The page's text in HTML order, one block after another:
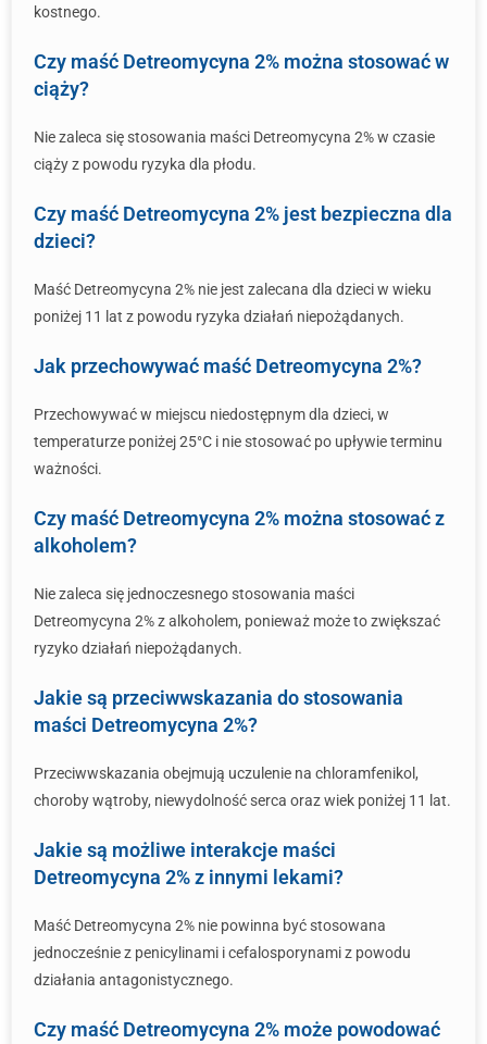
kostnego.
Czy maść Detreomycyna 2% można stosować w
ciąży?
Nie zaleca się stosowania maści Detreomycyna 2% w czasie
ciąży z powodu ryzyka dla płodu.
Czy maść Detreomycyna 2% jest bezpieczna dla
dzieci?
Maść Detreomycyna 2% nie jest zalecana dla dzieci w wieku
poniżej 11 lat z powodu ryzyka działań niepożądanych.
Jak przechowywać maść Detreomycyna 2%?
Przechowywać w miejscu niedostępnym dla dzieci, w
temperaturze poniżej 25°C i nie stosować po upływie terminu
ważności.
Czy maść Detreomycyna 2% można stosować z
alkoholem?
Nie zaleca się jednoczesnego stosowania maści
Detreomycyna 2% z alkoholem, ponieważ może to zwiększać
ryzyko działań niepożądanych.
Jakie są przeciwwskazania do stosowania
maści Detreomycyna 2%?
Przeciwwskazania obejmują uczulenie na chloramfenikol,
choroby wątroby, niewydolność serca oraz wiek poniżej 11 lat.
Jakie są możliwe interakcje maści
Detreomycyna 2% z innymi lekami?
Maść Detreomycyna 2% nie powinna być stosowana
jednocześnie z penicylinami i cefalosporynami z powodu
działania antagonistycznego.
Czy maść Detreomycyna 2% może powodować